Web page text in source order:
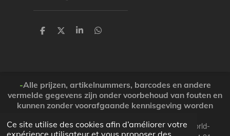
Ce site utilise des cookies afin d’améliorer votre
P
e
P
e
P
e
P
e
-Alle prijzen, artikelnummers, barcodes en andere
vermelde gegevens zijn onder voorbehoud van fouten en
kunnen zonder voorafgaande kennisgeving worden
© 2026 Koopjesparadijs BE0474261506 www.Candy-world-